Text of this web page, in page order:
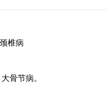
椎病
骨节病。